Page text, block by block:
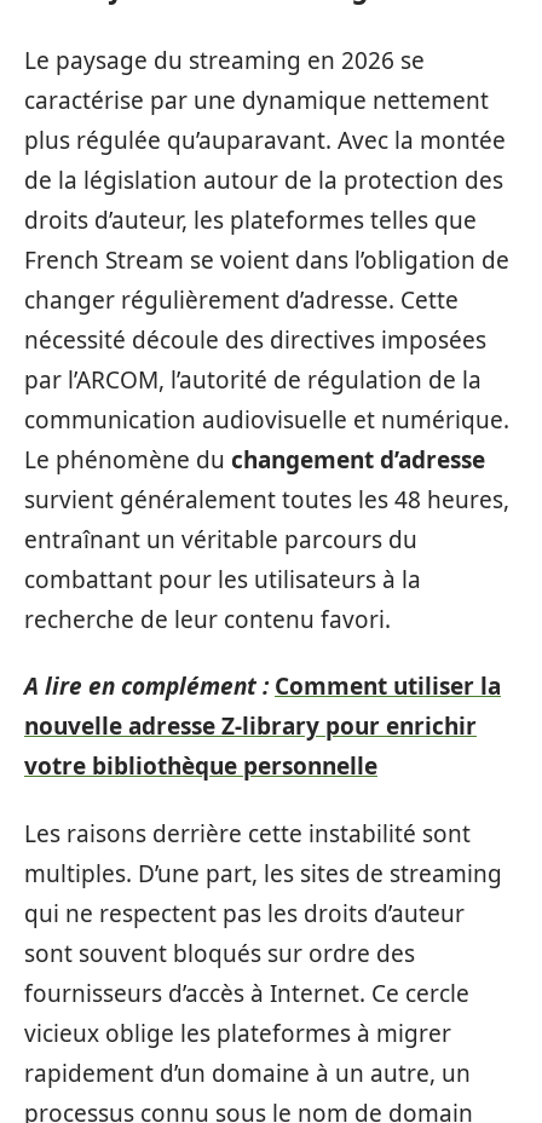
Le paysage du streaming en 2026 se
caractérise par une dynamique nettement
plus régulée qu’auparavant. Avec la montée
de la législation autour de la protection des
droits d’auteur, les plateformes telles que
French Stream se voient dans l’obligation de
changer régulièrement d’adresse. Cette
nécessité découle des directives imposées
par l’ARCOM, l’autorité de régulation de la
communication audiovisuelle et numérique.
Le phénomène du changement d’adresse
survient généralement toutes les 48 heures,
entraînant un véritable parcours du
combattant pour les utilisateurs à la
recherche de leur contenu favori.
A lire en complément : Comment utiliser la
nouvelle adresse Z-library pour enrichir
votre bibliothèque personnelle
Les raisons derrière cette instabilité sont
multiples. D’une part, les sites de streaming
qui ne respectent pas les droits d’auteur
sont souvent bloqués sur ordre des
fournisseurs d’accès à Internet. Ce cercle
vicieux oblige les plateformes à migrer
rapidement d’un domaine à un autre, un
processus connu sous le nom de domain